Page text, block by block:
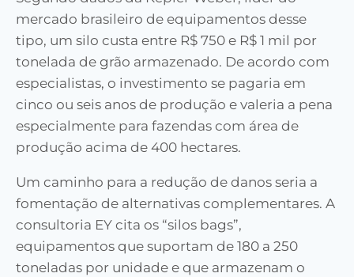
mercado brasileiro de equipamentos desse
tipo, um silo custa entre R$ 750 e R$ 1 mil por
tonelada de grão armazenado. De acordo com
especialistas, o investimento se pagaria em
cinco ou seis anos de produção e valeria a pena
especialmente para fazendas com área de
produção acima de 400 hectares.
Um caminho para a redução de danos seria a
fomentação de alternativas complementares. A
consultoria EY cita os “silos bags”,
equipamentos que suportam de 180 a 250
toneladas por unidade e que armazenam o